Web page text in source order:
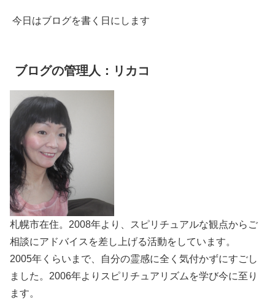
今日はブログを書く日にします
ブログの管理人：リカコ
札幌市在住。2008年より、スピリチュアルな観点からご
相談にアドバイスを差し上げる活動をしています。
2005年くらいまで、自分の霊感に全く気付かずにすごし
ました。2006年よりスピリチュアリズムを学び今に至り
ます。